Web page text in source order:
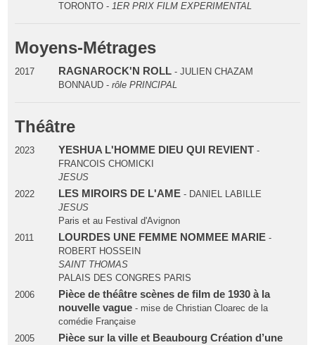
TORONTO - 1ER PRIX FILM EXPERIMENTAL
Moyens-Métrages
2017 RAGNAROCK'N ROLL- JULIEN CHAZAM
BONNAUD - rôle PRINCIPAL
Théâtre
2023 YESHUA L'HOMME DIEU QUI REVIENT -
FRANCOIS CHOMICKI
JESUS
2022
LES MIROIRS DE L'AME- DANIEL LABILLE
JESUS
Paris et au Festival d'Avignon
2011
LOURDES UNE FEMME NOMMEE MARIE-
ROBERT HOSSEIN
SAINT THOMAS
PALAIS DES CONGRES PARIS
2006
Pièce de théâtre scènes de film de 1930 à la
nouvelle vague - mise de Christian Cloarec de la
comédie Française
2005
Pièce sur la ville et Beaubourg Création d’une